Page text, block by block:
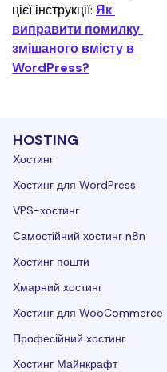
цієї інструкції: Як
виправити помилку
змішаного вмісту в
WordPress?
HOSTING
Хостинг
Хостинг для WordPress
VPS-хостинг
Самостійний хостинг n8n
Хостинг пошти
Хмарний хостинг
Хостинг для WooCommerce
Професійний хостинг
Хостинг Майнкрафт